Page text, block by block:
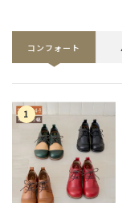
コンフォート